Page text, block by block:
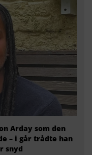
Arday som den
– i går trådte han
snyd